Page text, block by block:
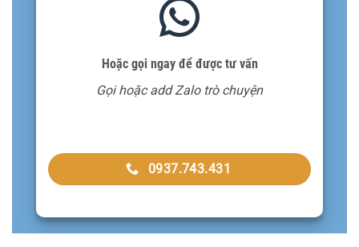
Hoặc gọi ngay để được tư vấn
Gọi hoặc add Zalo trò chuyện
0937.743.431